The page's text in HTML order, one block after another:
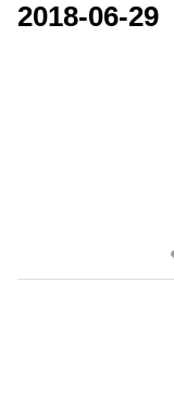
2018-06-29